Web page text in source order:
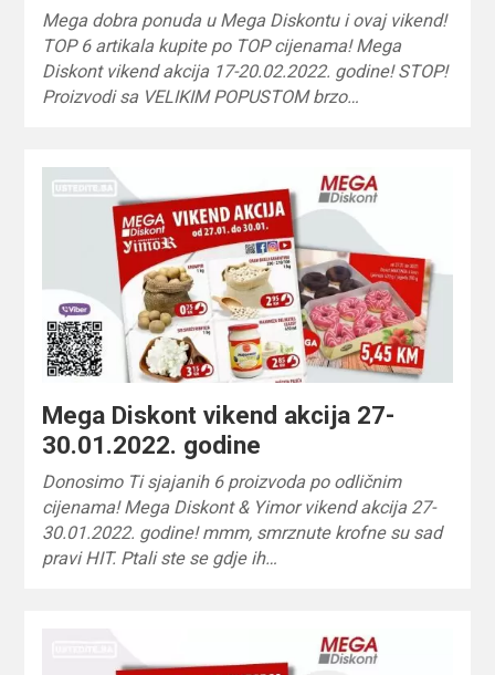
Mega dobra ponuda u Mega Diskontu i ovaj vikend!
TOP 6 artikala kupite po TOP cijenama! Mega
Diskont vikend akcija 17-20.02.2022. godine! STOP!
Proizvodi sa VELIKIM POPUSTOM brzo…
Mega Diskont vikend akcija 27-
30.01.2022. godine
Donosimo Ti sjajanih 6 proizvoda po odličnim
cijenama! Mega Diskont & Yimor vikend akcija 27-
30.01.2022. godine! mmm, smrznute krofne su sad
pravi HIT. Ptali ste se gdje ih…